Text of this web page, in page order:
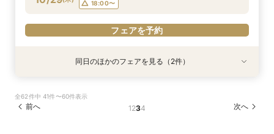
フェアを予約
18:00〜
フェアを予約
泊・ドレス特典付き
グ相談会
同日のほかのフェアを見る（2件）
全62件中 41件〜60件表示
前へ 1234 次へ